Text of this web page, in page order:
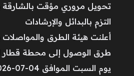
التزم بالبدائل والإرشادات
أعلنت هيئة الطرق
طرق الوصول إلى محطة قطار